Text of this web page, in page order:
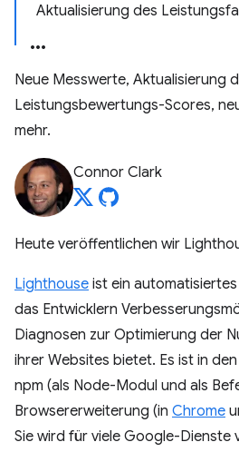
Aktualisierung des
Neue Messwerte, Aktualisierung
Leistungsbewertungs-Scores,
mehr.
Connor Clark
Heute veröffentlichen wir
Lighthouse ist ein
das Entwicklern
Diagnosen zur Optimierung der
ihrer Websites bietet. Es ist in
npm (als Node-Modul und als
Browsererweiterung (in Chrome
Sie wird für viele Google-Dienste